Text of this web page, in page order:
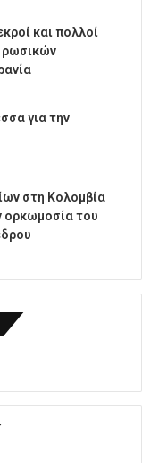
και πολλοί
ρωσικών
για την
στη Κολομβία
ορκωμοσία του